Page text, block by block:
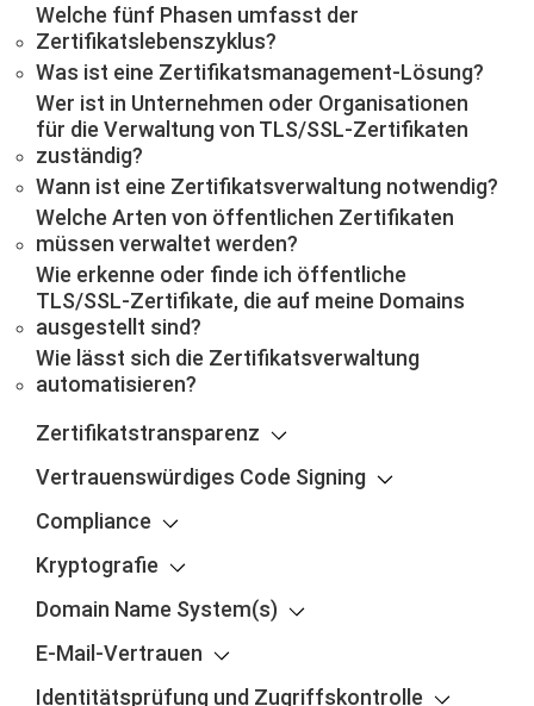
Welche fünf Phasen umfasst der
Zertifikatslebenszyklus?
Was ist eine Zertifikatsmanagement-Lösung?
Wer ist in Unternehmen oder Organisationen
für die Verwaltung von TLS/SSL-Zertifikaten
zuständig?
Wann ist eine Zertifikatsverwaltung notwendig?
Welche Arten von öffentlichen Zertifikaten
müssen verwaltet werden?
Wie erkenne oder finde ich öffentliche
TLS/SSL-Zertifikate, die auf meine Domains
ausgestellt sind?
Wie lässt sich die Zertifikatsverwaltung
automatisieren?
Zertifikatstransparenz
Vertrauenswürdiges Code Signing
Compliance
Kryptografie
Domain Name System(s)
E-Mail-Vertrauen
Identitätsprüfung und Zugriffskontrolle